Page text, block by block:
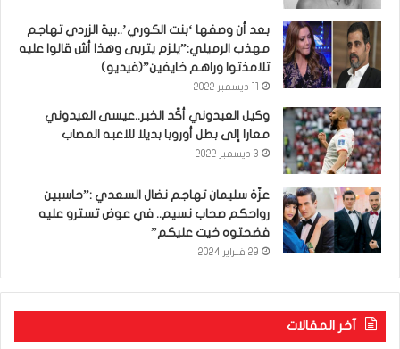
بعد أن وصفها ‘بنت الكوري’..بية الزردي تهاجم
مهذب الرميلي:”يلزم يتربى وهذا أش قالوا عليه
تلامذتوا وراهم خايفين”(فيديو)
وكيل العيدوني أكّد الخبر..عيسى العيدوني
معارا إلى بطل أوروبا بديلا للاعبه المصاب
3 ديسمبر 2022
عزّة سليمان تهاجم نضال السعدي :”حاسبين
رواحكم صحاب نسيم.. في عوض تسترو عليه
فضحتوه خيت عليكم”
29 فبراير 2024
آخر المقالات